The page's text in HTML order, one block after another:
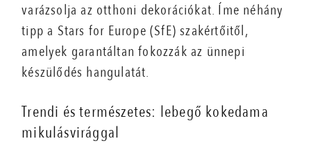
varázsolja az otthoni dekorációkat. Íme néhány
tipp a Stars for Europe (SfE) szakértőitől,
amelyek garantáltan fokozzák az ünnepi
készülődés hangulatát.
Trendi és természetes: lebegő kokedama
mikulásvirággal